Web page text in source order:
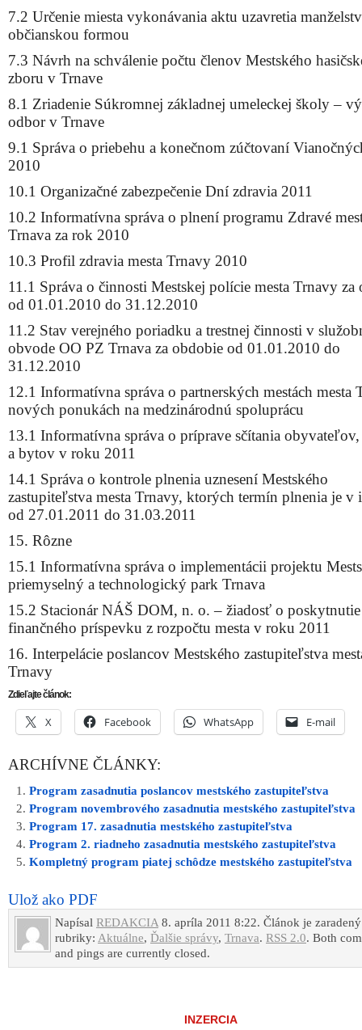
7.2 Určenie miesta vykonávania aktu uzavretia
občianskou formou
7.3 Návrh na schválenie počtu členov Mestského
zboru v Trnave
8.1 Zriadenie Súkromnej základnej umeleckej školy –
odbor v Trnave
9.1 Správa o priebehu a konečnom zúčtovaní
2010
10.1 Organizačné zabezpečenie Dní zdravia 2011
10.2 Informatívna správa o plnení programu Zdravé
Trnava za rok 2010
10.3 Profil zdravia mesta Trnavy 2010
11.1 Správa o činnosti Mestskej polície mesta Trnavy za
od 01.01.2010 do 31.12.2010
11.2 Stav verejného poriadku a trestnej činnosti v
obvode OO PZ Trnava za obdobie od 01.01.2010 do
31.12.2010
12.1 Informatívna správa o partnerských mestách mesta
nových ponukách na medzinárodnú spoluprácu
13.1 Informatívna správa o príprave sčítania
a bytov v roku 2011
14.1 Správa o kontrole plnenia uznesení Mestského
zastupiteľstva mesta Trnavy, ktorých termín plnenia je v
od 27.01.2011 do 31.03.2011
15. Rôzne
15.1 Informatívna správa o implementácii projektu
priemyselný a technologický park Trnava
15.2 Stacionár NÁŠ DOM, n. o. – žiadosť o poskytnutie
finančného príspevku z rozpočtu mesta v roku 2011
16. Interpelácie poslancov Mestského zastupiteľstva
Trnavy
Zdieľajte článok:
X Facebook WhatsApp E-mail
ARCHÍVNE ČLÁNKY:
Program zasadnutia poslancov mestského zastupiteľstva
Program novembrového zasadnutia mestského zastupiteľstva
Program 17. zasadnutia mestského zastupiteľstva
Program 2. riadneho zasadnutia mestského zastupiteľstva
Kompletný program piatej schôdze mestského zastupiteľstva
Ulož ako PDF
Napísal REDAKCIA8. apríla 2011 8:22. Článok je
rubriky: Aktuálne, Ďalšie správy, Trnava. RSS 2.0. Both
and pings are currently closed.
INZERCIA